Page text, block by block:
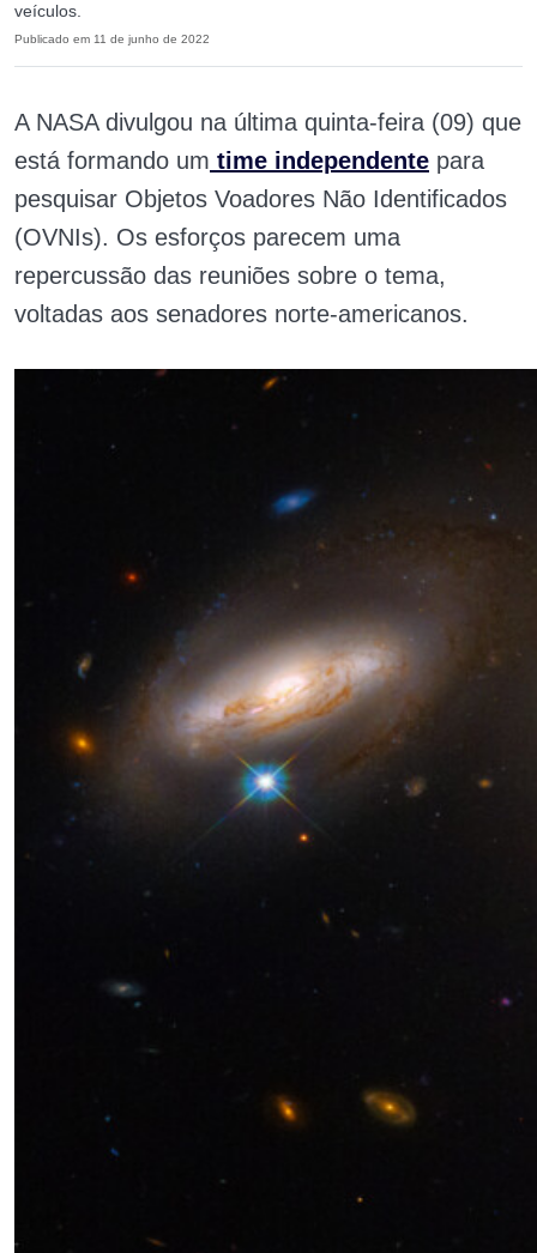
veículos.
Publicado em 11 de junho de 2022
A NASA divulgou na última quinta-feira (09) que
está formando um time independente para
pesquisar Objetos Voadores Não Identificados
(OVNIs). Os esforços parecem uma
repercussão das reuniões sobre o tema,
voltadas aos senadores norte-americanos.